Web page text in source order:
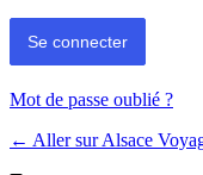
Mot de passe oublié ?
← Aller sur Alsace